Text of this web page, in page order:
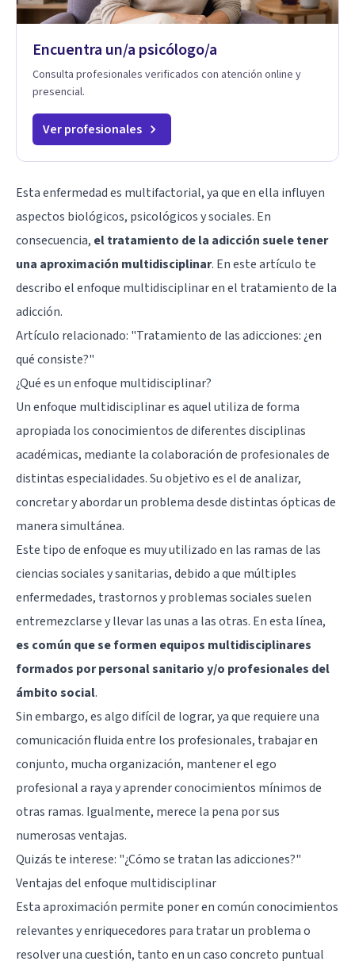
Encuentra un/a psicólogo/a
Consulta profesionales verificados con atención online y
presencial.
Ver profesionales
Esta enfermedad es multifactorial, ya que en ella influyen
aspectos biológicos, psicológicos y sociales. En
consecuencia, el tratamiento de la adicción suele tener
una aproximación multidisciplinar. En este artículo te
describo el enfoque multidisciplinar en el tratamiento de la
adicción.
Artículo relacionado: "Tratamiento de las adicciones: ¿en
qué consiste?"
¿Qué es un enfoque multidisciplinar?
Un enfoque multidisciplinar es aquel utiliza de forma
apropiada los conocimientos de diferentes disciplinas
académicas, mediante la colaboración de profesionales de
distintas especialidades. Su objetivo es el de analizar,
concretar y abordar un problema desde distintas ópticas de
manera simultánea.
Este tipo de enfoque es muy utilizado en las ramas de las
ciencias sociales y sanitarias, debido a que múltiples
enfermedades, trastornos y problemas sociales suelen
entremezclarse y llevar las unas a las otras. En esta línea,
es común que se formen equipos multidisciplinares
formados por personal sanitario y/o profesionales del
ámbito social.
Sin embargo, es algo difícil de lograr, ya que requiere una
comunicación fluida entre los profesionales, trabajar en
conjunto, mucha organización, mantener el ego
profesional a raya y aprender conocimientos mínimos de
otras ramas. Igualmente, merece la pena por sus
numerosas ventajas.
Quizás te interese: "¿Cómo se tratan las adicciones?"
Ventajas del enfoque multidisciplinar
Esta aproximación permite poner en común conocimientos
relevantes y enriquecedores para tratar un problema o
resolver una cuestión, tanto en un caso concreto puntual